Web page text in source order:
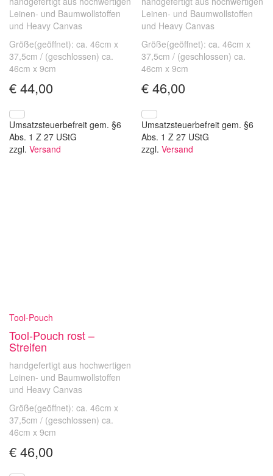
Leinen- und Baumwollstoffen
und Heavy Canvas
Größe(geöffnet): ca. 46cm x
37,5cm / (geschlossen) ca.
46cm x 9cm
€44,00
Umsatzsteuerbefreit gem. §6
Abs. 1 Z 27 UStG
zzgl. Versand
Leinen- und Baumwollstoffen
und Heavy Canvas
Größe(geöffnet): ca. 46cm x
37,5cm / (geschlossen) ca.
46cm x 9cm
€46,00
Umsatzsteuerbefreit gem. §6
Abs. 1 Z 27 UStG
zzgl.Versand
Tool-Pouch
Tool-Pouch rost –
Streifen
handgefertigt aus hochwertigen
Leinen- und Baumwollstoffen
und Heavy Canvas
Größe(geöffnet): ca. 46cm x
37,5cm / (geschlossen) ca.
46cm x 9cm
€46,00